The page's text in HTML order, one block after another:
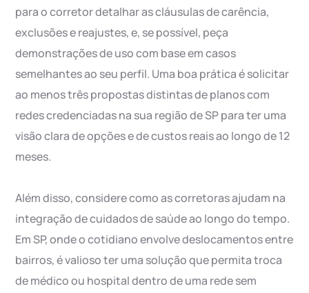
para o corretor detalhar as cláusulas de carência,
exclusões e reajustes, e, se possível, peça
demonstrações de uso com base em casos
semelhantes ao seu perfil. Uma boa prática é solicitar
ao menos três propostas distintas de planos com
redes credenciadas na sua região de SP para ter uma
visão clara de opções e de custos reais ao longo de 12
meses.
Além disso, considere como as corretoras ajudam na
integração de cuidados de saúde ao longo do tempo.
Em SP, onde o cotidiano envolve deslocamentos entre
bairros, é valioso ter uma solução que permita troca
de médico ou hospital dentro de uma rede sem